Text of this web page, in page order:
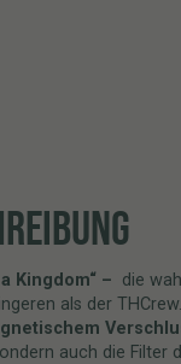
Kingdom“ – die
als der
auch die Filter